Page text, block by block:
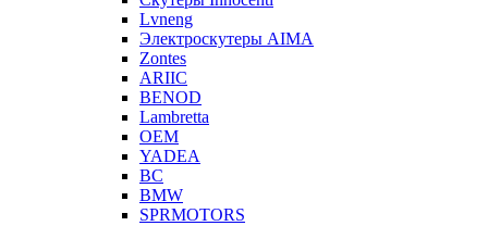
Lvneng
Электроскутеры AIMA
Zontes
ARIIC
BENOD
Lambretta
OEM
YADEA
BC
BMW
SPRMOTORS